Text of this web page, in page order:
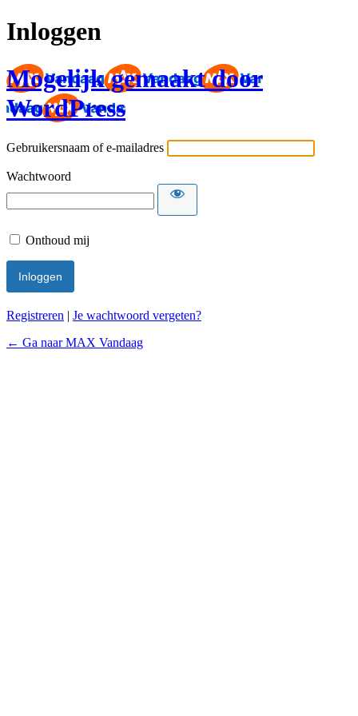
Inloggen
Mogelijk gemaakt door
WordPress
Gebruikersnaam of e-mailadres
Wachtwoord
Onthoud mij
Registreren | Je wachtwoord vergeten?
← Ga naar MAX Vandaag